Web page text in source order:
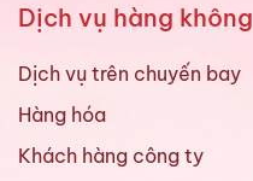
Dịch vụ hàng không
Dịch vụ trên chuyến bay
Hàng hóa
Khách hàng công ty